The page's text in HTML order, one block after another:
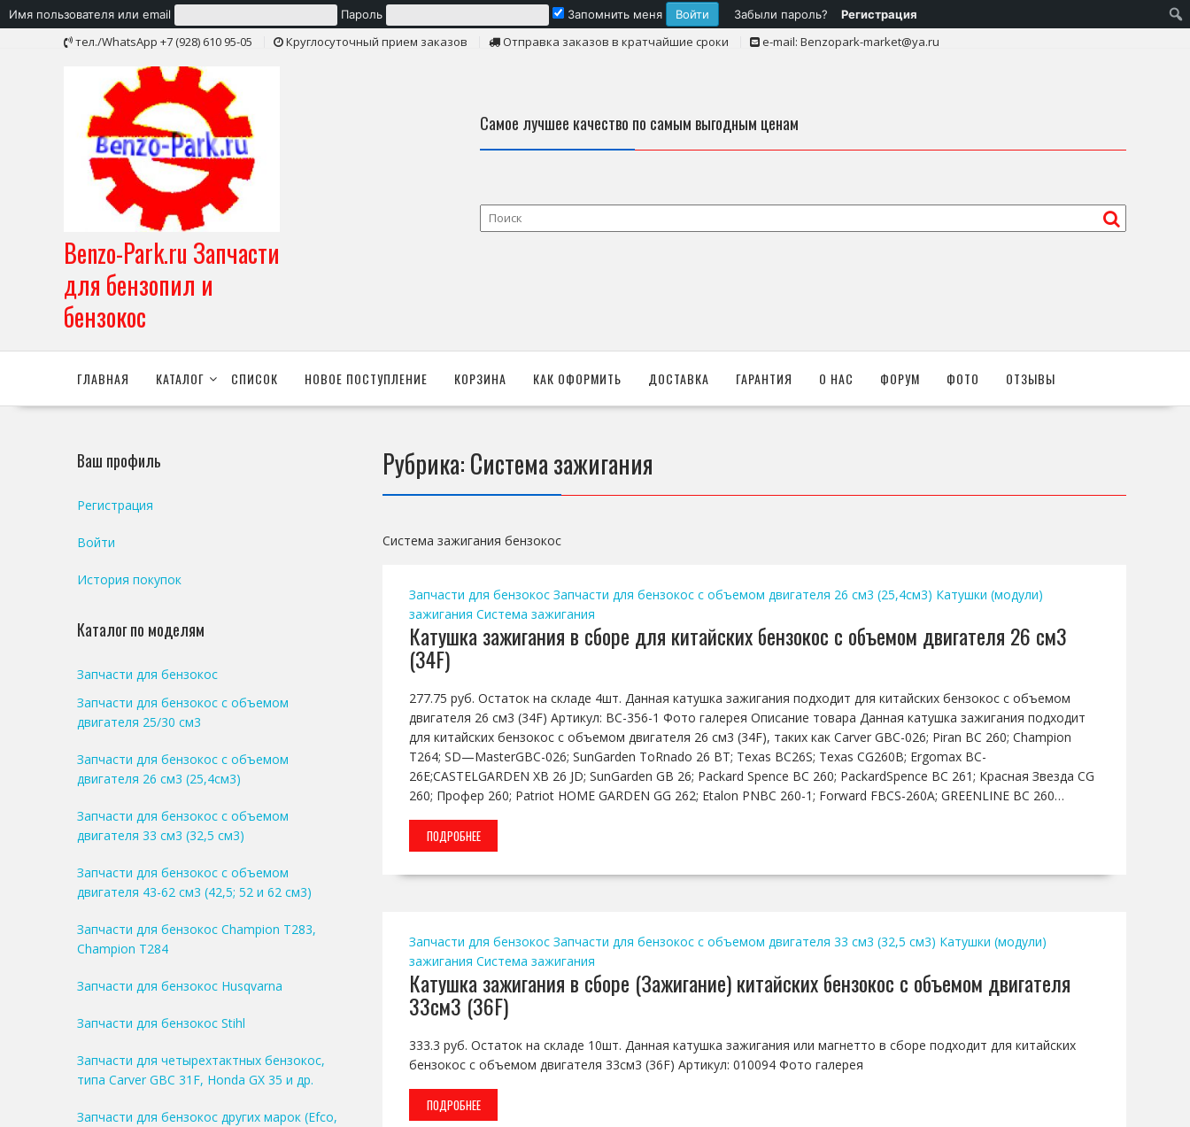
Имя пользователя или email Пароль Запомнить меня Забыли пароль? Регистрация
тел./WhatsApp +7 (928) 610 95-05 Круглосуточный прием заказов Отправка заказов в кратчайшие сроки e-mail: Benzopark-market@ya.ru
Benzo-Park.ru Запчасти
для бензопил и
бензокос
Самое лучшее качество по самым выгодным ценам
ГЛАВНАЯ КАТАЛОГ СПИСОК НОВОЕ ПОСТУПЛЕНИЕ КОРЗИНА КАК ОФОРМИТЬ ДОСТАВКА ГАРАНТИЯ О НАС ФОРУМ ФОТО ОТЗЫВЫ
Рубрика:Система зажигания
Система зажигания бензокос
Запчасти для бензокос Запчасти для бензокос с объемом двигателя 26 см3 (25,4см3) Катушки (модули)
зажигания Система зажигания
Катушка зажигания в сборе для китайских бензокос с объемом двигателя 26 см3
(34F)
277.75 руб. Остаток на складе 4шт. Данная катушка зажигания подходит для китайских бензокос с объемом
двигателя 26 см3 (34F) Артикул: BC-356-1 Фото галерея Описание товара Данная катушка зажигания подходит
для китайских бензокос с объемом двигателя 26 см3 (34F), таких как Carver GBC-026; Piran BC 260; Champion
T264; SD—MasterGBC-026; SunGarden ToRnado 26 BT; Texas BC26S; Texas CG260B; Ergomax BC-
26E;CASTELGARDEN XB 26 JD; SunGarden GB 26; Packard Spence BC 260; PackardSpence BC 261; Красная Звезда CG
260; Профер 260; Patriot HOME GARDEN GG 262; Etalon PNBC 260-1; Forward FBCS-260A; GREENLINE BC 260…
ПОДРОБНЕЕ
Запчасти для бензокос Запчасти для бензокос с объемом двигателя 33 см3 (32,5 см3) Катушки (модули)
зажигания Система зажигания
Катушка зажигания в сборе (Зажигание) китайских бензокос с объемом двигателя
33см3 (36F)
333.3 руб. Остаток на складе 10шт. Данная катушка зажигания или магнетто в сборе подходит для китайских
бензокос с объемом двигателя 33см3 (36F) Артикул: 010094 Фото галерея
ПОДРОБНЕЕ
Ваш профиль
Регистрация
Войти
История покупок
Каталог по моделям
Запчасти для бензокос
Запчасти для бензокос с объемом
двигателя 25/30 см3
Запчасти для бензокос с объемом
двигателя 26 см3 (25,4см3)
Запчасти для бензокос с объемом
двигателя 33 см3 (32,5 см3)
Запчасти для бензокос с объемом
двигателя 43-62 см3 (42,5; 52 и 62 см3)
Запчасти для бензокос Champion T283,
Champion T284
Запчасти для бензокос Husqvarna
Запчасти для бензокос Stihl
Запчасти для четырехтактных бензокос,
типа Carver GBC 31F, Honda GX 35 и др.
Запчасти для бензокос других марок (Efco,